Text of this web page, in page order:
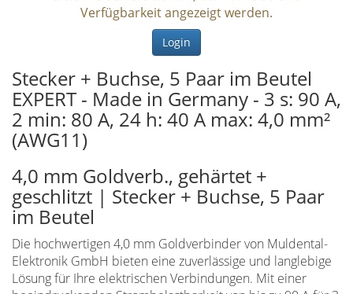
Verfügbarkeit angezeigt werden.
Login
Stecker + Buchse, 5 Paar im Beutel
EXPERT - Made in Germany - 3 s: 90 A,
2 min: 80 A, 24 h: 40 A max: 4,0 mm²
(AWG11)
4,0 mm Goldverb., gehärtet +
geschlitzt | Stecker + Buchse, 5 Paar
im Beutel
Die hochwertigen 4,0 mm Goldverbinder von Muldental-
Elektronik GmbH bieten eine zuverlässige und langlebige
Lösung für Ihre elektrischen Verbindungen. Mit einer